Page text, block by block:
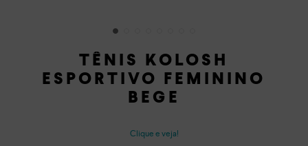
TÊNIS KOLOSH
ESPORTIVO FEMININO
BEGE
Clique e veja!